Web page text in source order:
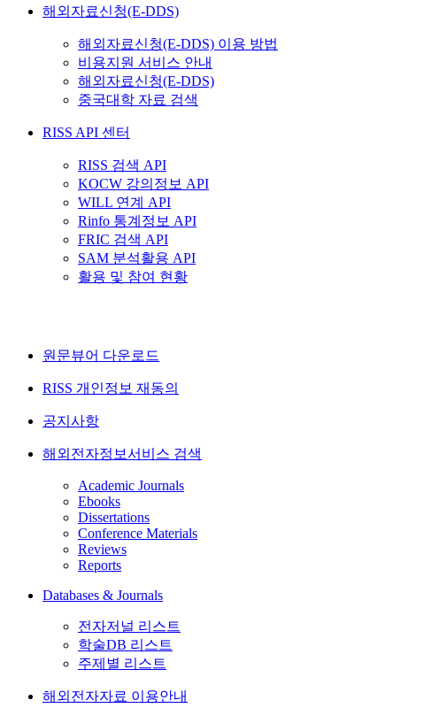
해외자료신청(E-DDS)
해외자료신청(E-DDS) 이용 방법
비용지원 서비스 안내
해외자료신청(E-DDS)
중국대학 자료 검색
RISS API 센터
RISS 검색 API
KOCW 강의정보 API
WILL 연계 API
Rinfo 통계정보 API
FRIC 검색 API
SAM 분석활용 API
활용 및 참여 현황
원문뷰어 다운로드
RISS 개인정보 재동의
공지사항
해외전자정보서비스 검색
Academic Journals
Ebooks
Dissertations
Conference Materials
Reviews
Reports
Databases & Journals
전자저널 리스트
학술DB 리스트
주제별 리스트
해외전자자료 이용안내